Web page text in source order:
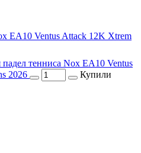
EA10 Ventus Attack 12K Xtrem
падел тенниса Nox EA10 Ventus
2026
Купили